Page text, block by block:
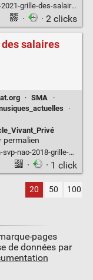
minimaux-au-1er-fevrier-2022/
· · 2 clicks
des salaires
· SMA
·
·
permalien
minimaux-au-1er-avril-2018/
· · 1 click
20 50 100
pages
de données par